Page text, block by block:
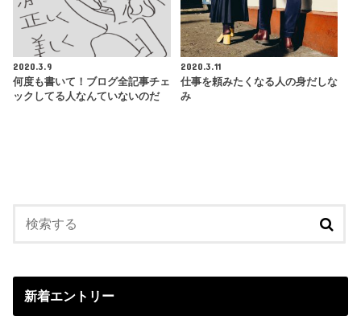
2020.3.9
何度も書いて！ブログ全記事チェ
ックしてる人なんていないのだ
2020.3.11
仕事を頼みたくなる人の身だしな
み
新着エントリー